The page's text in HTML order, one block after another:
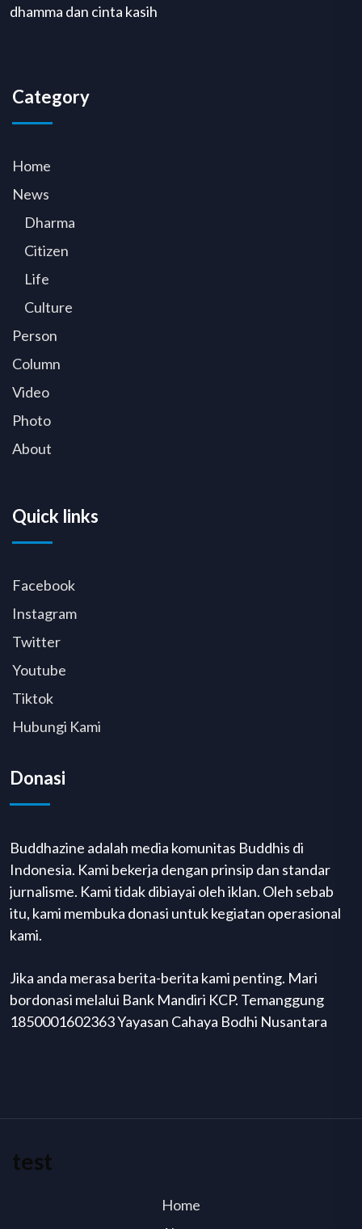
dhamma dan cinta kasih
Category
Home
News
Dharma
Citizen
Life
Culture
Person
Column
Video
Photo
About
Quick links
Facebook
Instagram
Twitter
Youtube
Tiktok
Hubungi Kami
Donasi
Buddhazine adalah media komunitas Buddhis di
Indonesia. Kami bekerja dengan prinsip dan standar
jurnalisme. Kami tidak dibiayai oleh iklan. Oleh sebab
itu, kami membuka donasi untuk kegiatan operasional
kami.
Jika anda merasa berita-berita kami penting. Mari
bordonasi melalui Bank Mandiri KCP. Temanggung
1850001602363 Yayasan Cahaya Bodhi Nusantara
test
Home